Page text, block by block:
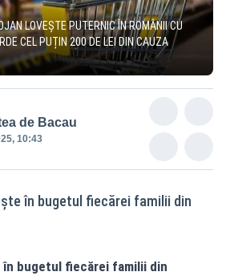
LOVEȘTE PUTERNIC ÎN ROMÂNII CU
CEL PUȚIN 200 DE LEI DIN CAUZA
de Bacau
10:43
în bugetul fiecărei familii din
bugetul fiecărei familii din